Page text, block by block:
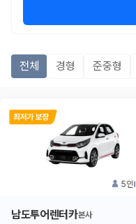
전체 경형 준중형
5인
남도투어렌터카본사